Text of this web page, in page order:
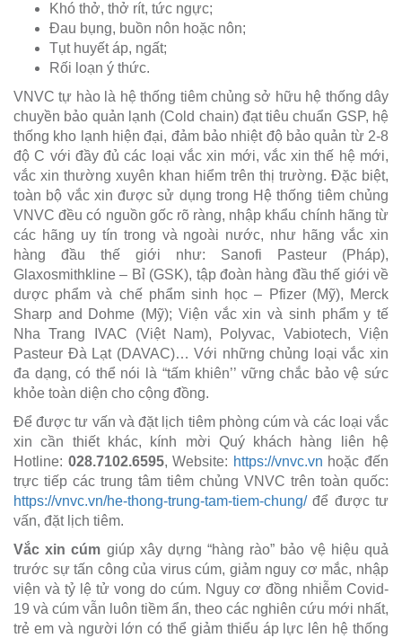
Khó thở, thở rít, tức ngực;
Đau bụng, buồn nôn hoặc nôn;
Tụt huyết áp, ngất;
Rối loạn ý thức.
VNVC tự hào là hệ thống tiêm chủng sở hữu hệ thống dây
chuyền bảo quản lạnh (Cold chain) đạt tiêu chuẩn GSP, hệ
thống kho lạnh hiện đại, đảm bảo nhiệt độ bảo quản từ 2-8
độ C với đầy đủ các loại vắc xin mới, vắc xin thế hệ mới,
vắc xin thường xuyên khan hiểm trên thị trường. Đặc biệt,
toàn bộ vắc xin được sử dụng trong Hệ thống tiêm chủng
VNVC đều có nguồn gốc rõ ràng, nhập khẩu chính hãng từ
các hãng uy tín trong và ngoài nước, như hãng vắc xin
hàng đầu thế giới như: Sanofi Pasteur (Pháp),
Glaxosmithkline – Bỉ (GSK), tập đoàn hàng đầu thế giới về
dược phẩm và chế phẩm sinh học – Pfizer (Mỹ), Merck
Sharp and Dohme (Mỹ); Viện vắc xin và sinh phẩm y tế
Nha Trang IVAC (Việt Nam), Polyvac, Vabiotech, Viện
Pasteur Đà Lạt (DAVAC)… Với những chủng loại vắc xin
đa dạng, có thể nói là “tấm khiên’’ vững chắc bảo vệ sức
khỏe toàn diện cho cộng đồng.
Để được tư vấn và đặt lịch tiêm phòng cúm và các loại vắc
xin cần thiết khác, kính mời Quý khách hàng liên hệ
Hotline: 028.7102.6595, Website: https://vnvc.vn hoặc đến
trực tiếp các trung tâm tiêm chủng VNVC trên toàn quốc:
https://vnvc.vn/he-thong-trung-tam-tiem-chung/ để được tư
vấn, đặt lịch tiêm.
Vắc xin cúm giúp xây dựng “hàng rào” bảo vệ hiệu quả
trước sự tấn công của virus cúm, giảm nguy cơ mắc, nhập
viện và tỷ lệ tử vong do cúm. Nguy cơ đồng nhiễm Covid-
19 và cúm vẫn luôn tiềm ẩn, theo các nghiên cứu mới nhất,
trẻ em và người lớn có thể giảm thiểu áp lực lên hệ thống